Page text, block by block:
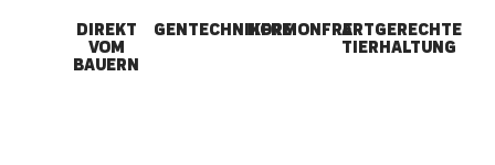
DIREKT
VOM
BAUERN
GENTECHNIKFREIHORMONFREIARTGERECHTE
TIERHALTUNG